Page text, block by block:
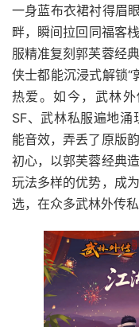
一身蓝布衣裙衬得眉
畔，瞬间拉回同福客
服精准复刻郭芙蓉经
侠士都能沉浸式解锁“
热爱。如今，武林
SF、武林私服遍地
能音效，弄丢了原版
初心，以郭芙蓉经典
玩法多样的优势，成
选，在众多武林外传